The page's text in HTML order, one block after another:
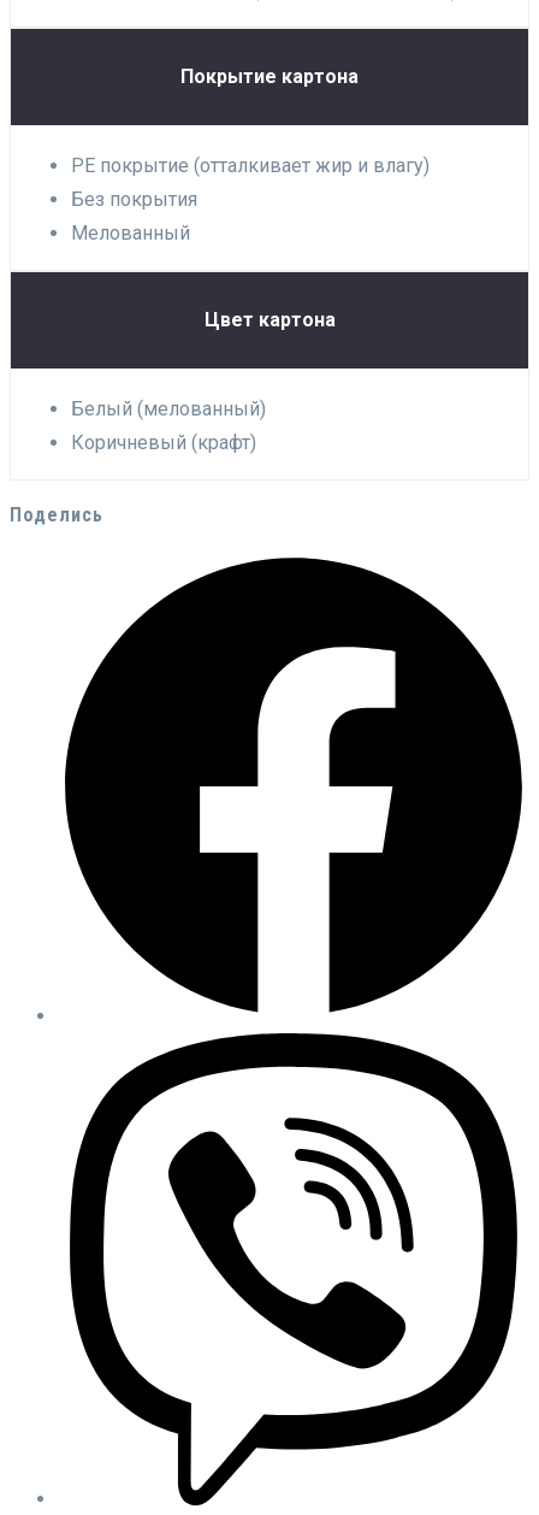
Покрытие картона
PE покрытие (отталкивает жир и влагу)
Без покрытия
Мелованный
Цвет картона
Белый (мелованный)
Коричневый (крафт)
Поделись